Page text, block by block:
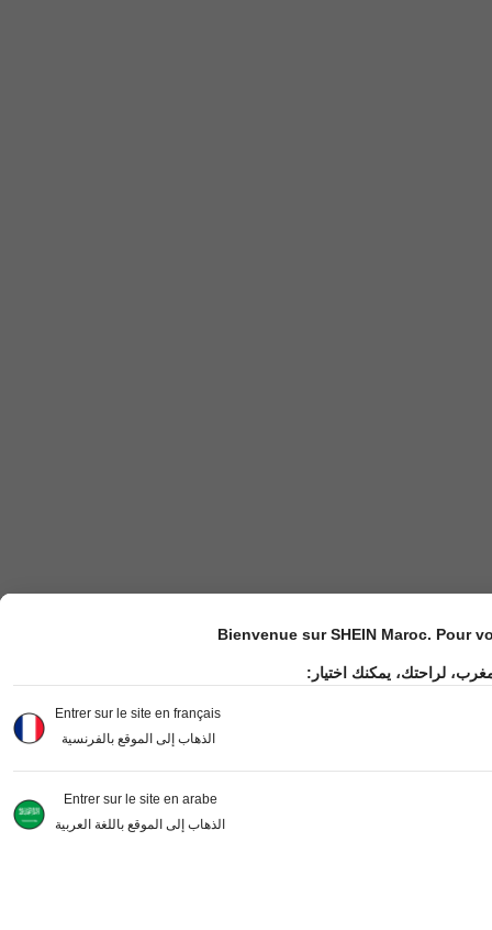
Bienvenue sur SHEIN Maroc. Pour
لراحتك، يمكنك اختيار:
Entrer sur le site en français
الذهاب إلى الموقع بالفرنسية
Entrer sur le site en arabe
الذهاب إلى الموقع باللغة العربية